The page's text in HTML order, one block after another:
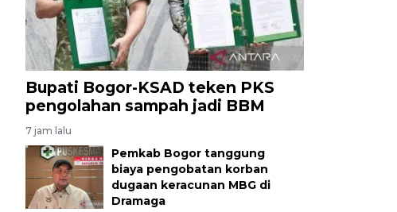
Bupati Bogor-KSAD teken PKS
pengolahan sampah jadi BBM
7 jam lalu
Pemkab Bogor tanggung
biaya pengobatan korban
dugaan keracunan MBG di
Dramaga